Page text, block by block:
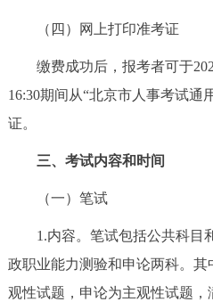
（四）网上打印准考证
缴费成功后，报考者可于
16:30期间从“北京市人事考试通
证。
三、考试内容和时间
（一）笔试
1.内容。笔试包括公共科目
政职业能力测验和申论两科。
观性试题，申论为主观性试题，